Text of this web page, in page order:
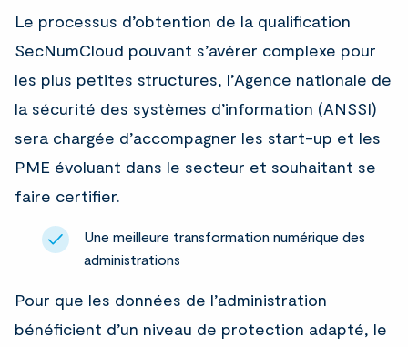
Le processus d’obtention de la qualification
SecNumCloud pouvant s’avérer complexe pour
les plus petites structures, l’Agence nationale de
la sécurité des systèmes d’information (ANSSI)
sera chargée d’accompagner les start-up et les
PME évoluant dans le secteur et souhaitant se
faire certifier.
Une meilleure transformation numérique des
administrations
Pour que les données de l’administration
bénéficient d’un niveau de protection adapté, le